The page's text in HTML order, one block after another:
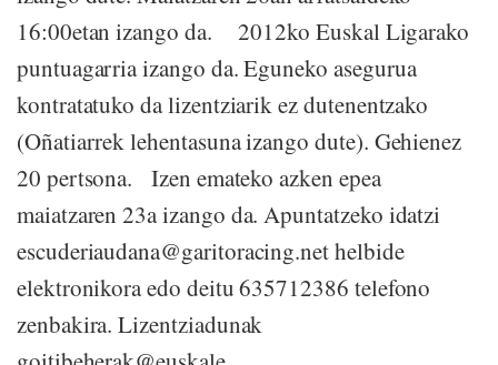
16:00etan izango da. 2012ko Euskal Ligarako
puntuagarria izango da. Eguneko asegurua
kontratatuko da lizentziarik ez dutenentzako
(Oñatiarrek lehentasuna izango dute). Gehienez
20 pertsona. Izen emateko azken epea
maiatzaren 23a izango da. Apuntatzeko idatzi
escuderiaudana@garitoracing.net helbide
elektronikora edo deitu 635712386 telefono
zenbakira. Lizentziadunak